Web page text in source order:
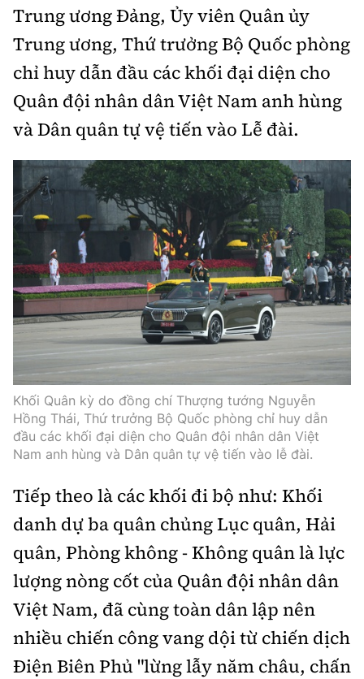
Trung ương Đảng, Ủy viên Quân ủy
Trung ương, Thứ trưởng Bộ Quốc phòng
chỉ huy dẫn đầu các khối đại diện cho
Quân đội nhân dân Việt Nam anh hùng
và Dân quân tự vệ tiến vào Lễ đài.
Khối Quân kỳ do đồng chí Thượng tướng Nguyễn
Hồng Thái, Thứ trưởng Bộ Quốc phòng chỉ huy dẫn
đầu các khối đại diện cho Quân đội nhân dân Việt
Nam anh hùng và Dân quân tự vệ tiến vào lễ đài.
Tiếp theo là các khối đi bộ như: Khối
danh dự ba quân chủng Lục quân, Hải
quân, Phòng không - Không quân là lực
lượng nòng cốt của Quân đội nhân dân
Việt Nam, đã cùng toàn dân lập nên
nhiều chiến công vang dội từ chiến dịch
Điện Biên Phủ "lừng lẫy năm châu, chấn